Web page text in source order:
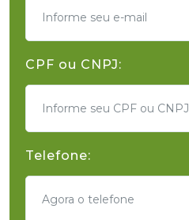
CPF ou CNPJ:
Telefone: